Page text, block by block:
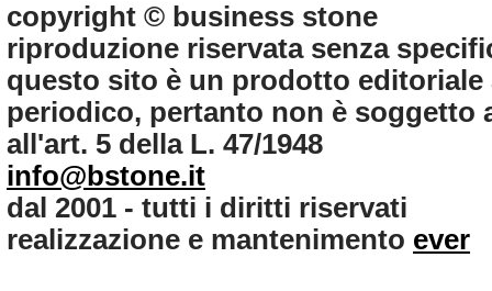
copyright © business stone
riproduzione riservata senza
questo sito è un prodotto
periodico, pertanto non è
all'art. 5 della L. 47/1948
info@bstone.it
dal 2001 - tutti i diritti riservati
realizzazione e mantenimento ever